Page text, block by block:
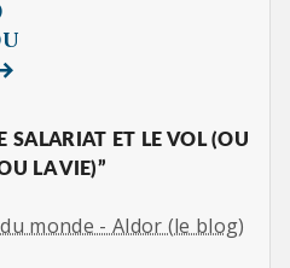
SALARIAT ET LE VOL (OU
LA VIE)”
monde - Aldor (le blog)